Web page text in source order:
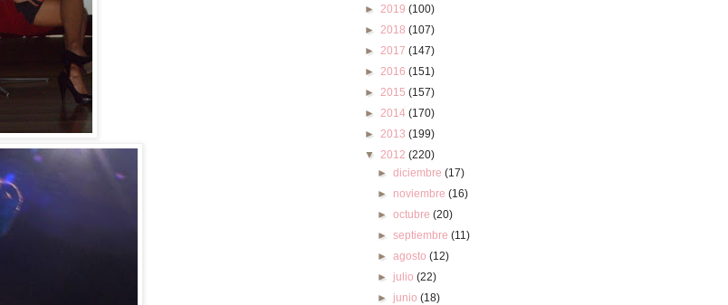
► 2019 (100)
► 2018 (107)
► 2017 (147)
► 2016 (151)
► 2015 (157)
► 2014 (170)
► 2013 (199)
▼ 2012 (220)
►diciembre(17)
► noviembre(16)
►octubre(20)
►septiembre(11)
►agosto(12)
► julio(22)
► junio(18)